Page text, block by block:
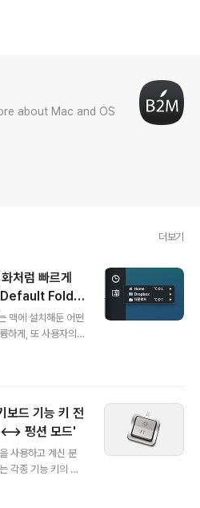
about Mac and OS
더보기
처럼 빠르게
'Default Folde
에 설치해둔 어떤
하게, 또 사용자의
습니다. 그러다 O
기억조차 가물 하
아간다는 것은 상상
을 어느 정도 사용
고, 또 이런 앱들이
런 앱입니다. ..
드 기능 키 전
⟷ 펑션 모드'
사용하고 계신 분
각종 기능 키의 유
스템 음량 조절 등